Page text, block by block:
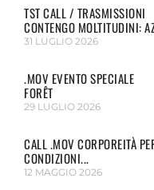
TST CALL / TRASMISSIONI
CONTENGO MOLTITUDINI:
31 LUGLIO 2026
.MOV EVENTO SPECIALE
FORÊT
29 LUGLIO 2026
CALL .MOV CORPOREITÀ
CONDIZIONI...
12 MAGGIO 2026